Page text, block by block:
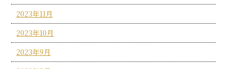
2023年11月
2023年10月
2023年9月